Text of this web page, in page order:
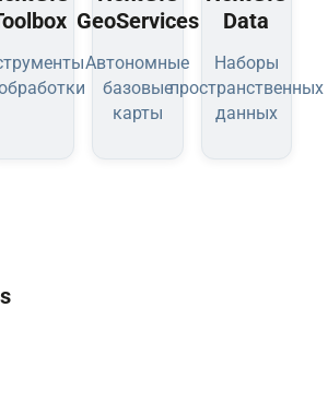
GeoServices
Автономные
базовые
карты
Data
Наборы
пространственных
данных